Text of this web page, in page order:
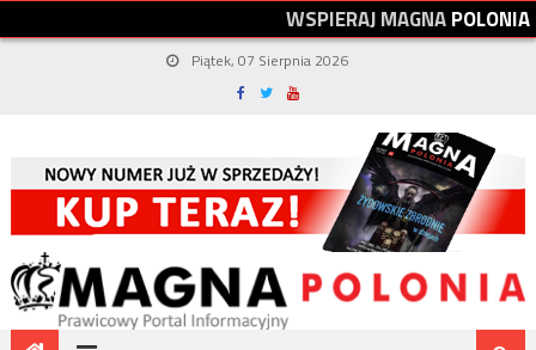
WSPIERAJMAGNAPOLONIA
Piątek, 07 Sierpnia 2026